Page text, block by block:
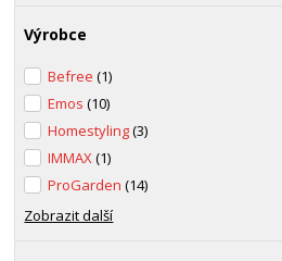
Výrobce
Befree(1)
Emos(10)
Homestyling(3)
IMMAX(1)
ProGarden(14)
Zobrazit další